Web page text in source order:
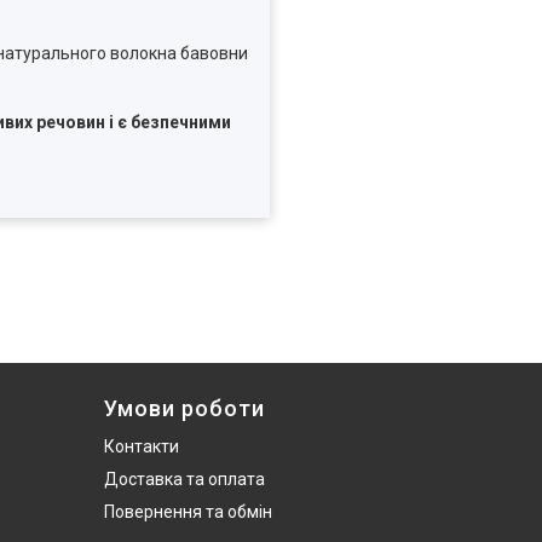
волокна бавовни
речовин і є безпечними
Умови роботи
Контакти
Доставка та оплата
Повернення та обмін